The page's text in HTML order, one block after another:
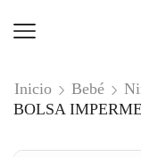
Inicio Bebé
BOLSA